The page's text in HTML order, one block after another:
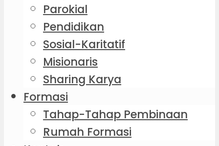
Parokial
Pendidikan
Sosial-Karitatif
Misionaris
Sharing Karya
Formasi
Tahap-Tahap Pembinaan
Rumah Formasi